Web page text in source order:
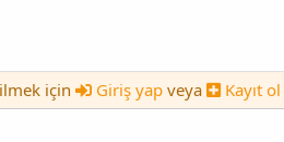
için
Giriş yap veya Kayıt ol